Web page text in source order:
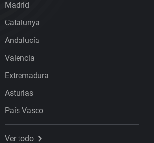
Madrid
Catalunya
Andalucía
Valencia
Extremadura
Asturias
País Vasco
Ver todo